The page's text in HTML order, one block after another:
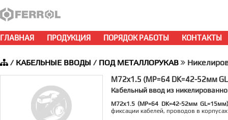
ГЛАВНАЯ ПРОДУКЦИЯ ПОРЯДОК РАБОТЫ КОНТАКТЫ
/ КАБЕЛЬНЫЕ ВВОДЫ / ПОД МЕТАЛЛОРУКАВ
M72x1.5 (MP=64 DK=42-52мм
Кабельный ввод из
M72x1.5 (MP=64 DK=42-52мм
фиксации кабелей, проводов в